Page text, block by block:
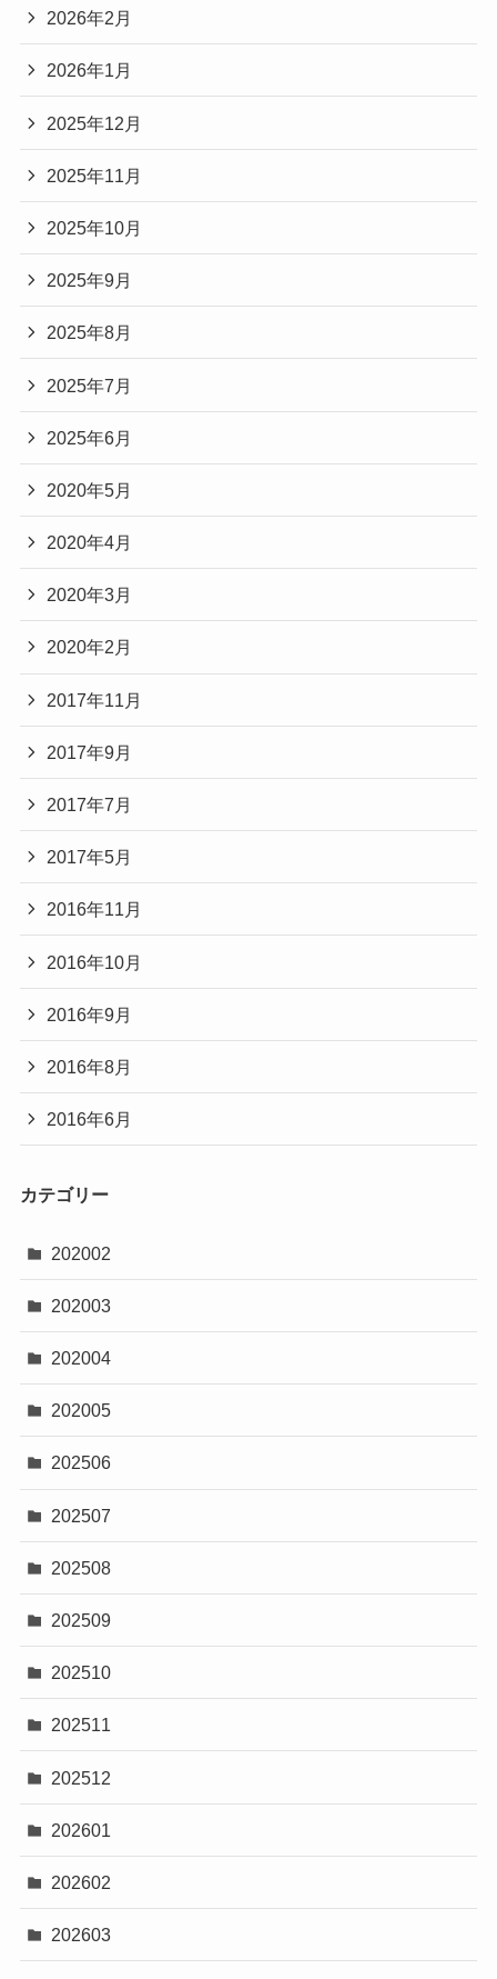
2026年2月
2026年1月
2025年12月
2025年11月
2025年10月
2025年9月
2025年8月
2025年7月
2025年6月
2020年5月
2020年4月
2020年3月
2020年2月
2017年11月
2017年9月
2017年7月
2017年5月
2016年11月
2016年10月
2016年9月
2016年8月
2016年6月
カテゴリー
202002
202003
202004
202005
202506
202507
202508
202509
202510
202511
202512
202601
202602
202603